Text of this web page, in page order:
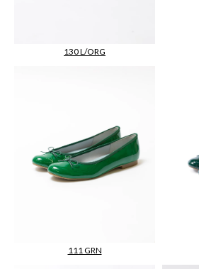
130 L/ORG
111 GRN